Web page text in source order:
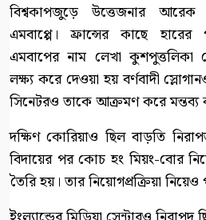
বিশ্বকাপজুড়ে উত্তেজনার আরেক
এমবাপ্পে। ফ্রান্সের কাছে
এমবাপের নাম লেখা কুশপুত্তলিকা
লক্ষ্য করে দেওয়া হয় বর্ণবাদী
সিনেটরও তাকে আক্রমণ করে মন্তব্য
দক্ষিণ কোরিয়াও ছিল বাড়তি
বিদায়ের পর কোচ হং মিয়ং-বোর
তৈরি হয়। তার নিয়োগপ্রক্রিয়া